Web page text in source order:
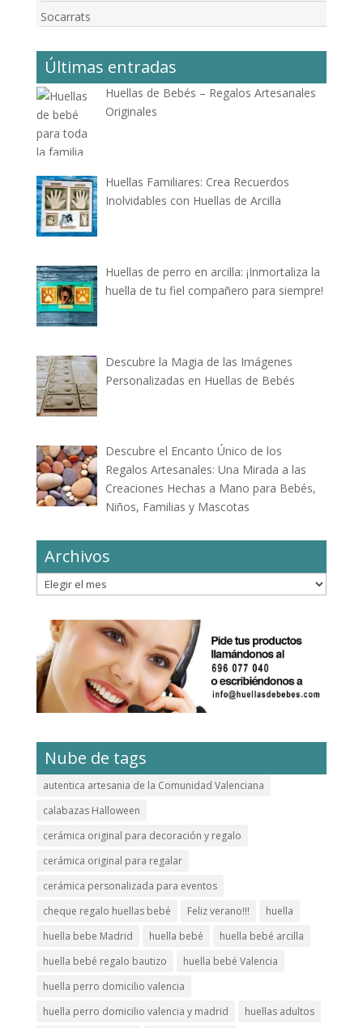
Socarrats
Últimas entradas
Huellas de Bebés – Regalos Artesanales
Originales
Huellas Familiares: Crea Recuerdos
Inolvidables con Huellas de Arcilla
Huellas de perro en arcilla: ¡Inmortaliza la
huella de tu fiel compañero para siempre!
Descubre la Magia de las Imágenes
Personalizadas en Huellas de Bebés
Descubre el Encanto Único de los
Regalos Artesanales: Una Mirada a las
Creaciones Hechas a Mano para Bebés,
Niños, Familias y Mascotas
Archivos
Archivos
Nube de tags
autentica artesania de la Comunidad Valenciana
calabazas Halloween
cerámica original para decoración y regalo
cerámica original para regalar
cerámica personalizada para eventos
cheque regalo huellas bebé
Feliz verano!!!
huella
huella bebe Madrid
huella bebé
huella bebé arcilla
huella bebé regalo bautizo
huella bebé Valencia
huella perro domicilio valencia
huella perro domicilio valencia y madrid
huellas adultos